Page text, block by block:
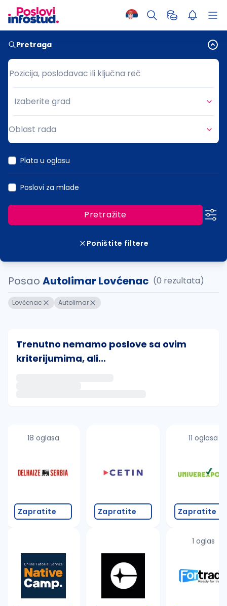
Pretraga
Pozicija, poslodavac ili ključna reč
Pozicija, poslodavac ili ključna reč
Grad
Izaberite grad
Oblast rada
Plata u oglasu
Poslovi za mlade
Pretražite
Poništite filtere
Posao Autolimar Lovćenac (0 rezultata)
Lovćenac Autolimar
Trenutno nemamo poslove sa ovim
kriterijumima, ali...
proverite pravopisne greške (koristite č, ć, š, đ,
promenite odabrane filtere pretrage
18 oglasa
Zapratite Zapratite
11 oglasa
Zapratite
1 oglas